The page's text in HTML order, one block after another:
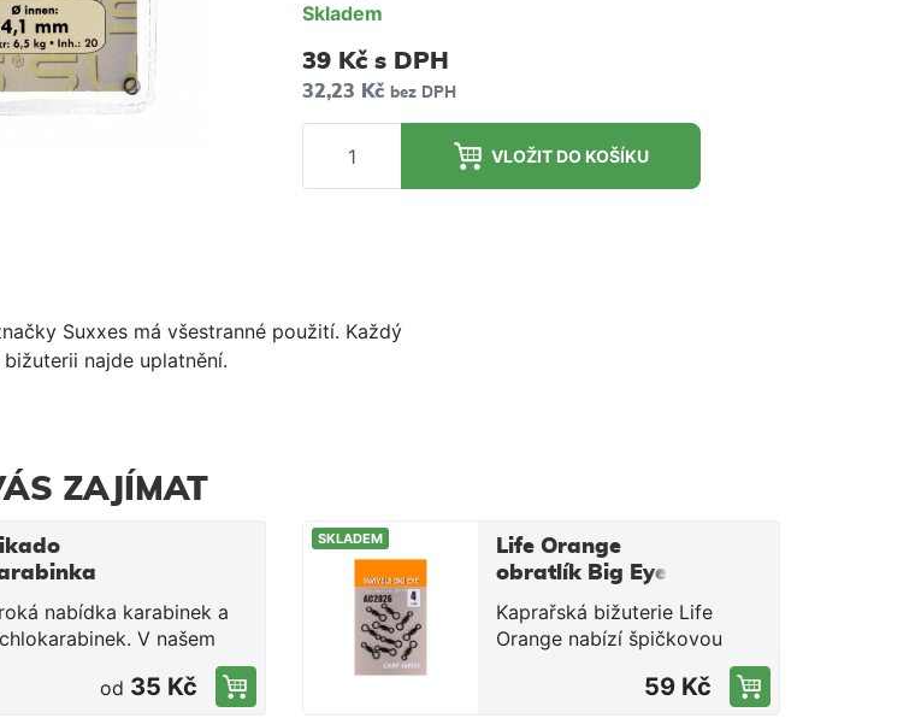
Skladem
39 Kč s DPH
32,23 Kč bez DPH
VLOŽIT DO KOŠÍKU
Suxxes má všestranné použití. Každý
najde uplatnění.
ZAJÍMAT
Agrafka,
ks
nabídka karabinek a
V našem
si každý najde to
Široká škála typů a
od 35 Kč
SKLADEM
Life Orange
obratlík Big Eye
vel.4 / 10ks
Kaprařská bižuterie Life
Orange nabízí špičkovou
cenu. Všechny komponenty
59 Kč